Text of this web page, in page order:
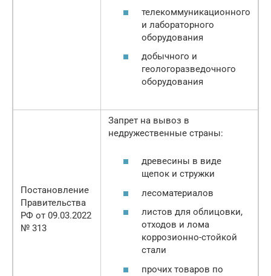
телекоммуникационного
и лабораторного
оборудования
добычного и
геологоразведочного
оборудования
Постановление
Правительства
РФ от 09.03.2022
№ 313
Запрет на вывоз в
недружественные страны:
древесины в виде
щепок и стружки
лесоматериалов
листов для облицовки,
отходов и лома
коррозионно-стойкой
стали
прочих товаров по